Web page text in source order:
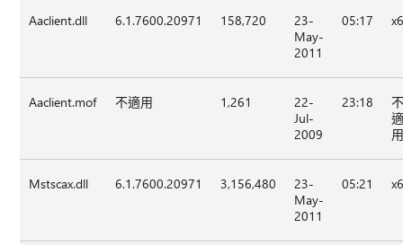
Aaclient.dll 6.1.7600.20971 158,720
23-
May-
2011
05:17
Aaclient.mof 不適用 1,261
22-
Jul-
2009
23:18
Mstscax.dll 6.1.7600.20971 3,156,480
23-
May-
2011
05:21